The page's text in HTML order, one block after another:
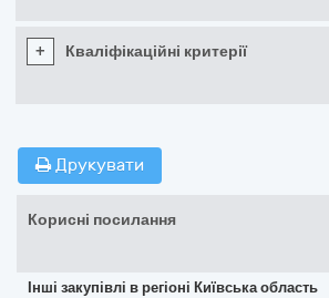
+ Кваліфікаційні критерії
Друкувати
Корисні посилання
Інші закупівлі в регіоні Київська область